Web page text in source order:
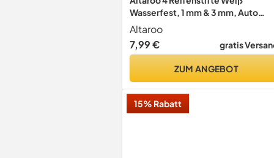
Wasserfest, 1 mm & 3 mm, Auto
Reifenstifte
Altaroo
7,99 €
gratis
ZUM ANGEBOT
15% Rabatt